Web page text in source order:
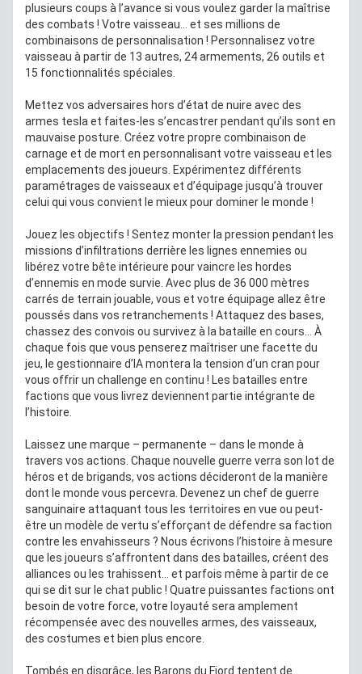
plusieurs coups à l’avance si vous voulez garder la maîtrise
des combats ! Votre vaisseau… et ses millions de
combinaisons de personnalisation ! Personnalisez votre
vaisseau à partir de 13 autres, 24 armements, 26 outils et
15 fonctionnalités spéciales.
Mettez vos adversaires hors d’état de nuire avec des
armes tesla et faites-les s’encastrer pendant qu’ils sont en
mauvaise posture. Créez votre propre combinaison de
carnage et de mort en personnalisant votre vaisseau et les
emplacements des joueurs. Expérimentez différents
paramétrages de vaisseaux et d’équipage jusqu’à trouver
celui qui vous convient le mieux pour dominer le monde !
Jouez les objectifs ! Sentez monter la pression pendant les
missions d’infiltrations derrière les lignes ennemies ou
libérez votre bête intérieure pour vaincre les hordes
d’ennemis en mode survie. Avec plus de 36 000 mètres
carrés de terrain jouable, vous et votre équipage allez être
poussés dans vos retranchements ! Attaquez des bases,
chassez des convois ou survivez à la bataille en cours… À
chaque fois que vous penserez maîtriser une facette du
jeu, le gestionnaire d’IA montera la tension d’un cran pour
vous offrir un challenge en continu ! Les batailles entre
factions que vous livrez deviennent partie intégrante de
l’histoire.
Laissez une marque – permanente – dans le monde à
travers vos actions. Chaque nouvelle guerre verra son lot de
héros et de brigands, vos actions décideront de la manière
dont le monde vous percevra. Devenez un chef de guerre
sanguinaire attaquant tous les territoires en vue ou peut-
être un modèle de vertu s’efforçant de défendre sa faction
contre les envahisseurs ? Nous écrivons l’histoire à mesure
que les joueurs s’affrontent dans des batailles, créent des
alliances ou les trahissent… et parfois même à partir de ce
qui se dit sur le chat public ! Quatre puissantes factions ont
besoin de votre force, votre loyauté sera amplement
récompensée avec des nouvelles armes, des vaisseaux,
des costumes et bien plus encore.
Tombés en disgrâce, les Barons du Fjord tentent de